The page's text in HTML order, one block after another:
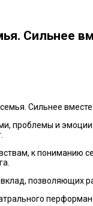
Сильнее
Сильнее
проблемы и
к пониманию
позволяющих